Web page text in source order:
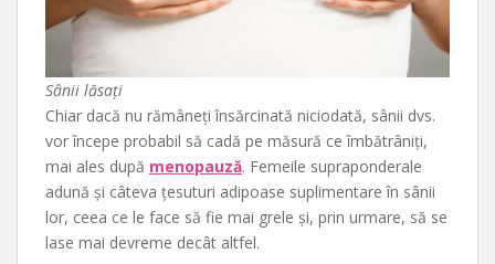
Sânii lăsați
Chiar dacă nu rămâneți însărcinată niciodată, sânii dvs.
vor începe probabil să cadă pe măsură ce îmbătrâniți,
mai ales după menopauză. Femeile supraponderale
adună și câteva țesuturi adipoase suplimentare în sânii
lor, ceea ce le face să fie mai grele și, prin urmare, să se
lase mai devreme decât altfel.